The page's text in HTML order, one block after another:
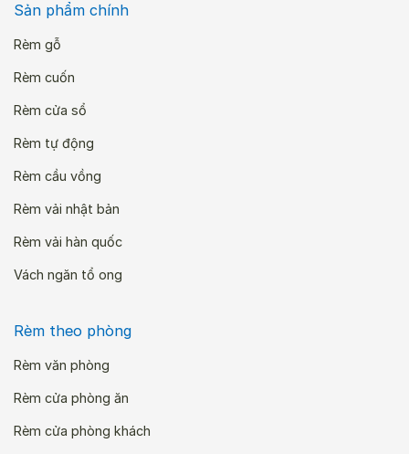
Sản phẩm chính
Rèm gỗ
Rèm cuốn
Rèm cửa sổ
Rèm tự động
Rèm cầu vồng
Rèm vải nhật bản
Rèm vải hàn quốc
Vách ngăn tổ ong
Rèm theo phòng
Rèm văn phòng
Rèm cửa phòng ăn
Rèm cửa phòng khách